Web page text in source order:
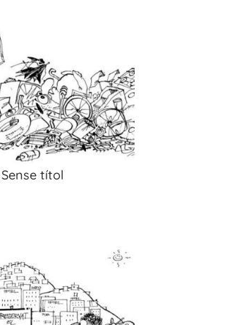
Sense títol